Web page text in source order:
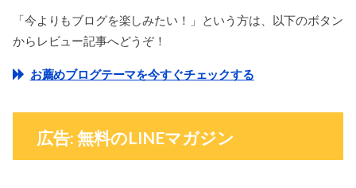
「今よりもブログを楽しみたい！」という方は、以下のボタン
からレビュー記事へどうぞ！
お薦めブログテーマを今すぐチェックする
広告: 無料のLINEマガジン